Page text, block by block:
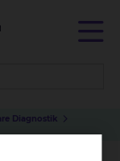
Diagnostik